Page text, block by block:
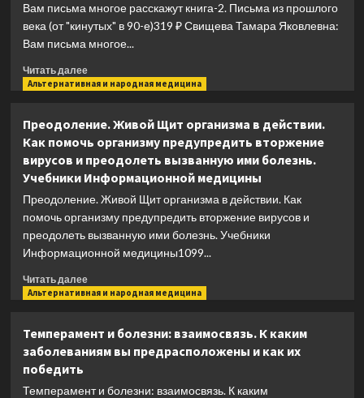
Вам письма многое расскажут книга-2. Письма из прошлого
века (от "кинутых" в 90-е)319 ₽ Свищева Тамара Яковлевна:
Вам письма многое...
Читать далееПрочитать
больше
письма
многое
расскажут
книга-2.
из
прошлого
века
(от
в
90-
Альтернативная и народная медицина
Преодоление. Живой Щит организма в действии.
Как помочь организму предупредить вторжение
вирусов и преодолеть вызванную ими болезнь.
Учебники Информационной медицины
Преодоление. Живой Щит организма в действии. Как
помочь организму предупредить вторжение вирусов и
преодолеть вызванную ими болезнь. Учебники
Информационной медицины1099...
Читать далееПрочитать
больше
Живой
Щит
Альтернативная и народная медицина
Темперамент и болезни: взаимосвязь. К каким
заболеваниям вы предрасположены и как их
победить
Темперамент и болезни: взаимосвязь. К каким